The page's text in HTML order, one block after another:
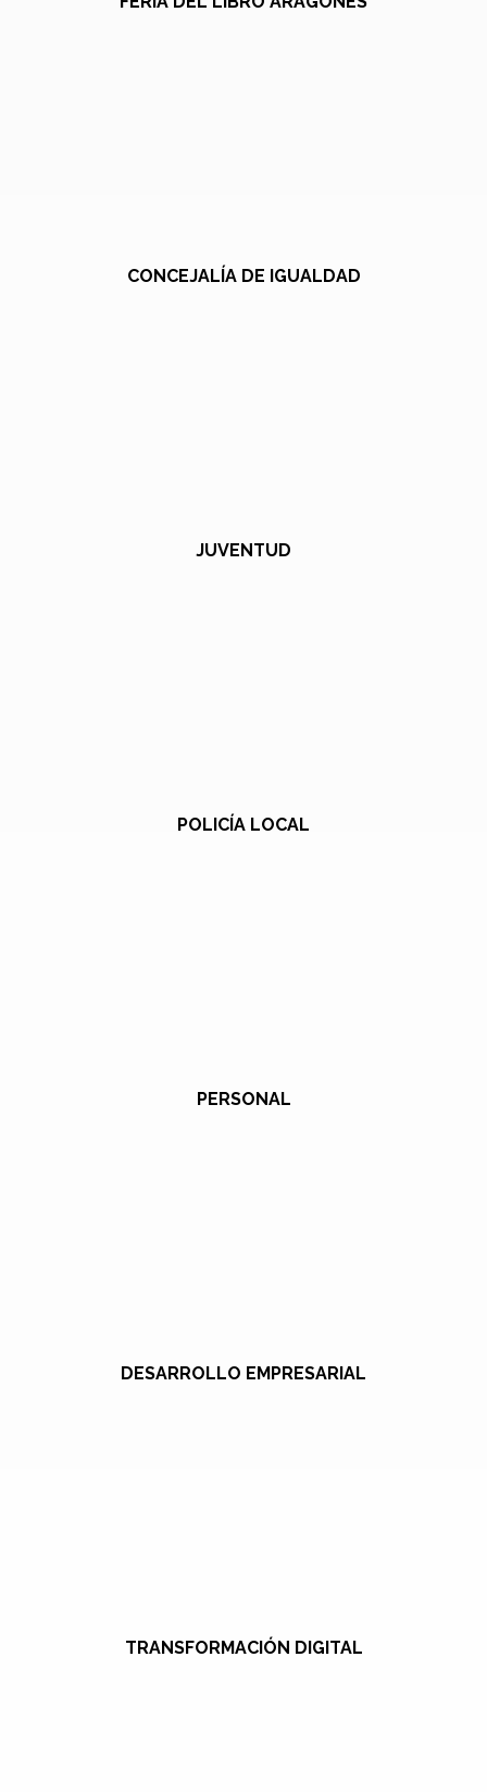
CONCEJALÍA DE IGUALDAD
JUVENTUD
POLICÍA LOCAL
PERSONAL
DESARROLLO EMPRESARIAL
TRANSFORMACIÓN DIGITAL